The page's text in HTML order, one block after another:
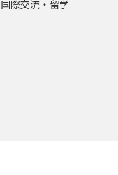
国際交流・留学